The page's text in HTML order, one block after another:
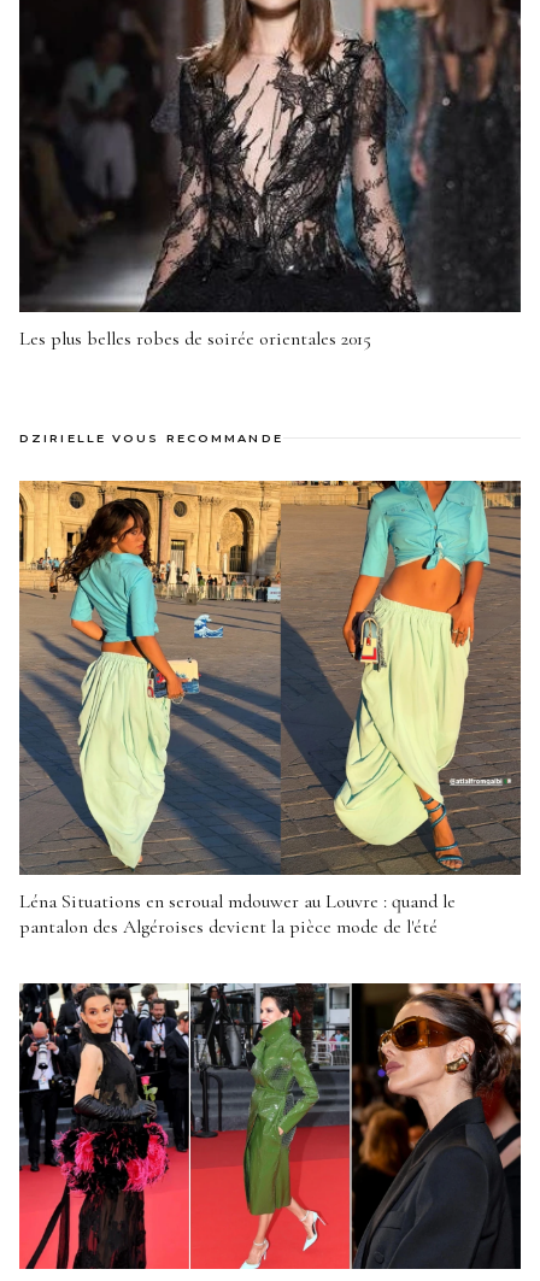
Les plus belles robes de soirée orientales 2015
DZIRIELLE VOUS RECOMMANDE
Léna Situations en seroual mdouwer au Louvre : quand le
pantalon des Algéroises devient la pièce mode de l'été